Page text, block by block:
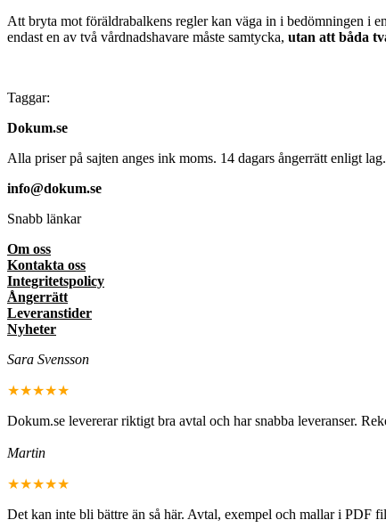
Att bryta mot föräldrabalkens regler kan väga in i bedömningen i
endast en av två vårdnadshavare måste samtycka, utan att båda
Taggar:
Dokum.se
Alla priser på sajten anges ink moms. 14 dagars ångerrätt enligt lag.
info@dokum.se
Snabb länkar
Om oss
Kontakta oss
Integritetspolicy
Ångerrätt
Leveranstider
Nyheter
Sara Svensson
★★★★★
Dokum.se levererar riktigt bra avtal och har snabba leveranser.
Martin
★★★★★
Det kan inte bli bättre än så här. Avtal, exempel och mallar i PDF